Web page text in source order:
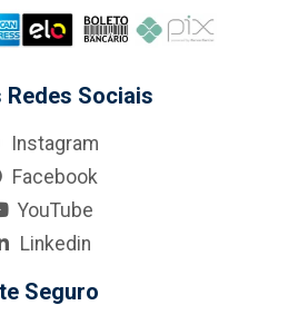
Redes Sociais
Instagram
Facebook
YouTube
Linkedin
Seguro